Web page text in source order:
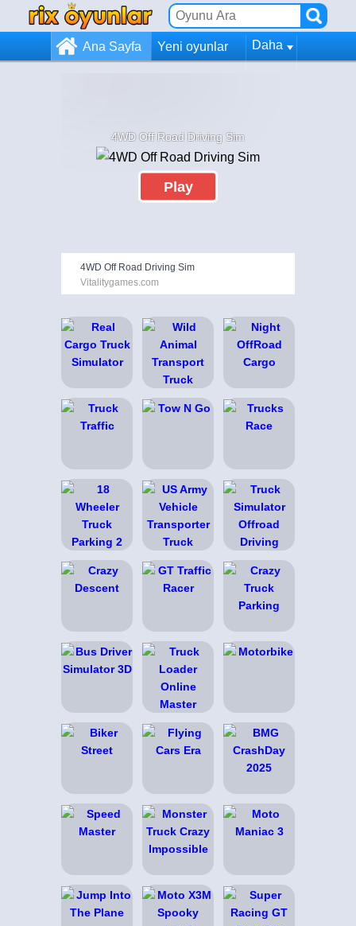
Ana Sayfa Yeni oyunlar Daha
4WD Off Road Driving Sim
Play
4WD Off Road Driving Sim
Vitalitygames.com